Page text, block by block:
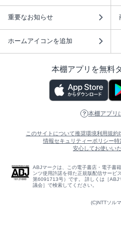
重要なお知らせ
ホームアイコンを追加
本棚アプリを無料
本棚アプリ
このサイトについて推奨環境利用規約
情報セキュリティーポリシー特
安心してお使いい
ABJマークは、この電子書店・電子書
ンツ使用許諾を得た正規版配信サービ
第6091713号）です。 詳しくは［ABJ
議会］で検索してください。
(C)NTTソル